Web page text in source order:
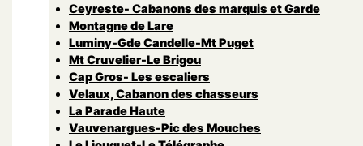
Ceyreste- Cabanons des marquis et Garde
Montagne de Lare
Luminy-Gde Candelle-Mt Puget
Mt Cruvelier-Le Brigou
Cap Gros- Les escaliers
Velaux, Cabanon des chasseurs
La Parade Haute
Vauvenargues-Pic des Mouches